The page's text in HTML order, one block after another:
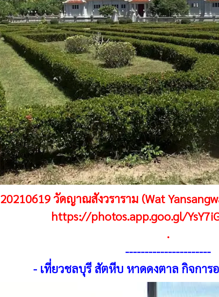
20210619 วัดญาณสังวราราม (Wat
https://photos.app.goo.gl/
.
----------------------
- เที่ยวชลบุรี สัตหีบ หาดดงตาล กิจการ